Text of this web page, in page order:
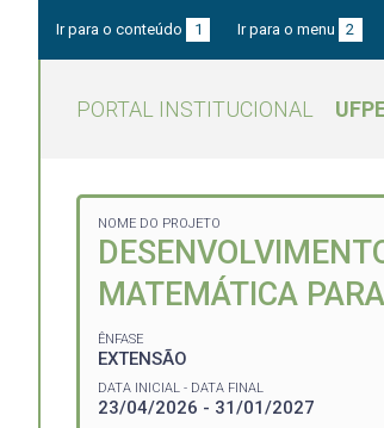
Ir para o conteúdo 1 Ir para o menu 2
PORTAL INSTITUCIONAL
NOME DO PROJETO
MATEMÁTICA
ÊNFASE
EXTENSÃO
DATA INICIAL - DATA FINAL
23/04/2026 - 31/01/2027